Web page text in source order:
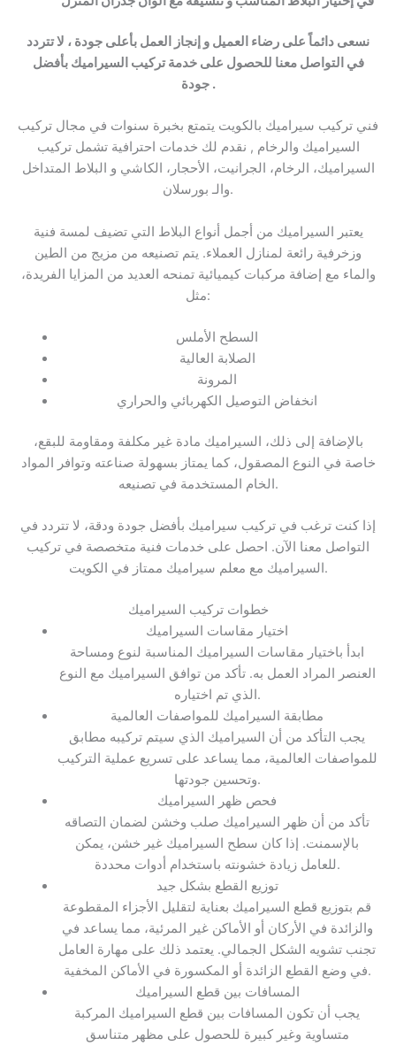
نسعى دائماً على رضاء العميل و إنجاز العمل بأعلى جودة ، لا تتردد
في التواصل معنا للحصول على خدمة تركيب السيراميك بأفضل
جودة .
فني تركيب سيراميك بالكويت يتمتع بخبرة سنوات في مجال تركيب
السيراميك والرخام , نقدم لك خدمات احترافية تشمل تركيب
السيراميك، الرخام، الجرانيت، الأحجار، الكاشي و البلاط المتداخل
والـ بورسلان.
يعتبر السيراميك من أجمل أنواع البلاط التي تضيف لمسة فنية
وزخرفية رائعة لمنازل العملاء. يتم تصنيعه من مزيج من الطين
والماء مع إضافة مركبات كيميائية تمنحه العديد من المزايا الفريدة،
مثل:
السطح الأملس
الصلابة العالية
المرونة
انخفاض التوصيل الكهربائي والحراري
بالإضافة إلى ذلك، السيراميك مادة غير مكلفة ومقاومة للبقع،
خاصة في النوع المصقول، كما يمتاز بسهولة صناعته وتوافر المواد
الخام المستخدمة في تصنيعه.
إذا كنت ترغب في تركيب سيراميك بأفضل جودة ودقة، لا تتردد في
التواصل معنا الآن. احصل على خدمات فنية متخصصة في تركيب
السيراميك مع معلم سيراميك ممتاز في الكويت.
خطوات تركيب السيراميك
اختيار مقاسات السيراميك
ابدأ باختيار مقاسات السيراميك المناسبة لنوع ومساحة
العنصر المراد العمل به. تأكد من توافق السيراميك مع النوع
الذي تم اختياره.
مطابقة السيراميك للمواصفات العالمية
يجب التأكد من أن السيراميك الذي سيتم تركيبه مطابق
للمواصفات العالمية، مما يساعد على تسريع عملية التركيب
وتحسين جودتها.
فحص ظهر السيراميك
تأكد من أن ظهر السيراميك صلب وخشن لضمان التصاقه
بالإسمنت. إذا كان سطح السيراميك غير خشن، يمكن
للعامل زيادة خشونته باستخدام أدوات محددة.
توزيع القطع بشكل جيد
قم بتوزيع قطع السيراميك بعناية لتقليل الأجزاء المقطوعة
والزائدة في الأركان أو الأماكن غير المرئية، مما يساعد في
تجنب تشويه الشكل الجمالي. يعتمد ذلك على مهارة العامل
في وضع القطع الزائدة أو المكسورة في الأماكن المخفية.
المسافات بين قطع السيراميك
يجب أن تكون المسافات بين قطع السيراميك المركبة
متساوية وغير كبيرة للحصول على مظهر متناسق